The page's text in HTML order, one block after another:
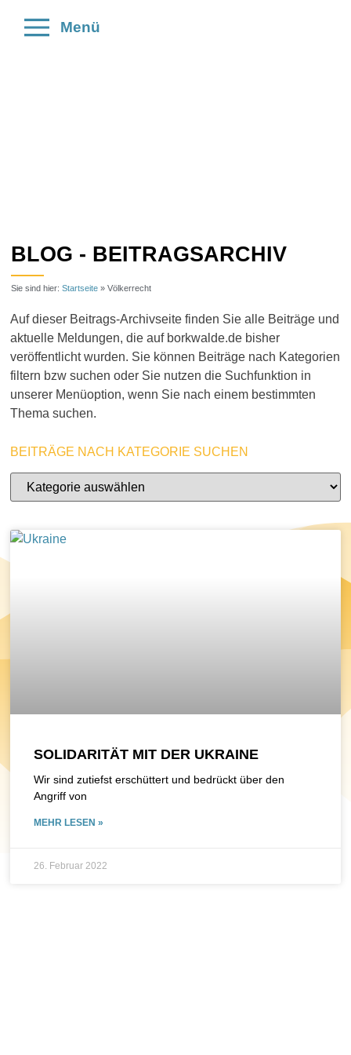
Menü
BLOG - BEITRAGSARCHIV
Sie sind hier:Startseite »Völkerrecht
Auf dieser Beitrags-Archivseite finden Sie alle Beiträge und
aktuelle Meldungen, die auf borkwalde.de bisher
veröffentlicht wurden. Sie können Beiträge nach Kategorien
filtern bzw suchen oder Sie nutzen die Suchfunktion in
unserer Menüoption, wenn Sie nach einem bestimmten
Thema suchen.
BEITRÄGE NACH KATEGORIE SUCHEN
SOLIDARITÄT MIT DER UKRAINE
Wir sind zutiefst erschüttert und bedrückt über den
Angriff von
MEHR LESEN »
26. Februar 2022